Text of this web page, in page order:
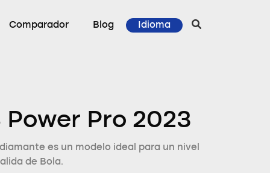
Comparador Blog Idioma
Power Pro 2023
es un modelo ideal para un nivel
de Bola.